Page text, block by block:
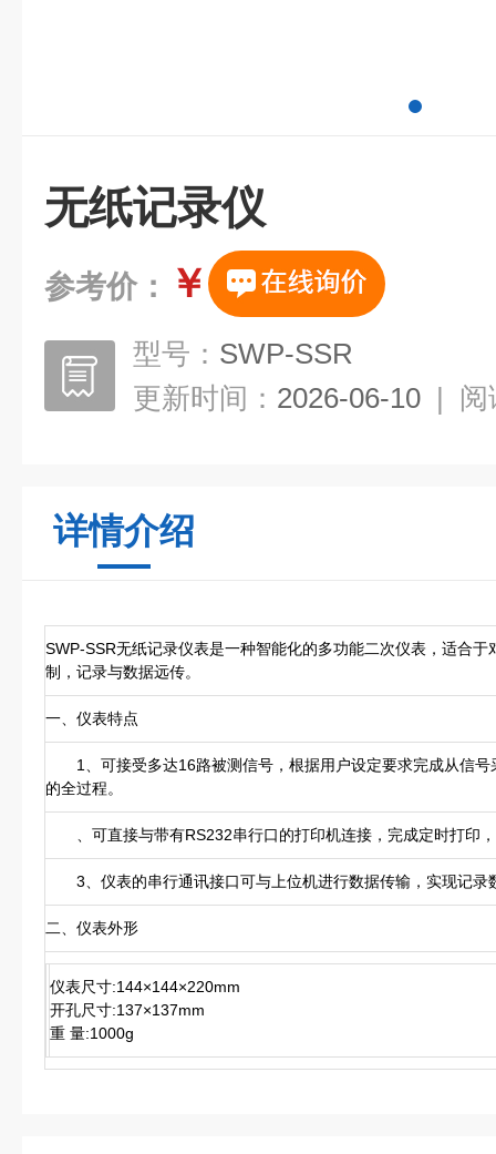
无纸记录仪
参考价： ￥
型号： SWP-SSR
更新时间： 2026-06-10 | 阅
详情介绍
SWP-SSR无纸记录仪表是一种智能化的多功能二次仪表，适合
制，记录与数据远传。
一、仪表特点
1、可接受多达16路被测信号，根据用户设定要求完成从信号
的全过程。
、可直接与带有RS232串行口的打印机连接，完成定时打印
3、仪表的串行通讯接口可与上位机进行数据传输，实现记录
二、仪表外形
仪表尺寸:144×144×220mm
开孔尺寸:137×137mm
重 量:1000g